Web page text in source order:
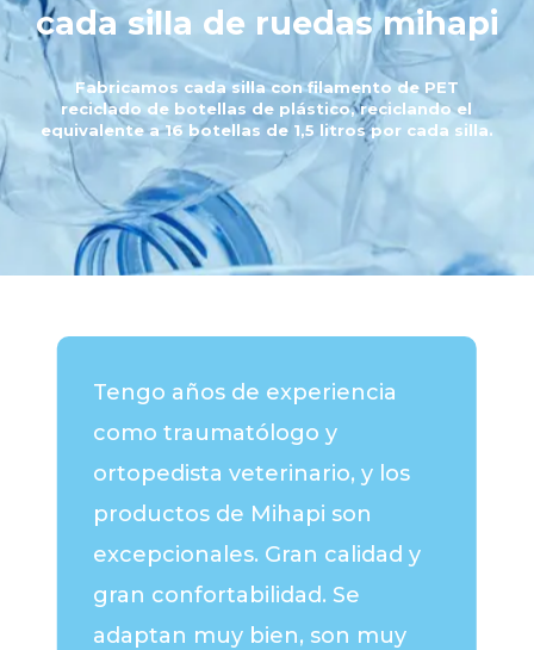
cada silla de ruedas mihapi
Fabricamos cada silla con filamento de PET
reciclado de botellas de plástico, reciclando el
equivalente a 16 botellas de 1,5 litros por cada silla.
Tengo años de experiencia
como traumatólogo y
ortopedista veterinario, y los
productos de Mihapi son
excepcionales. Gran calidad y
gran confortabilidad. Se
adaptan muy bien, son muy